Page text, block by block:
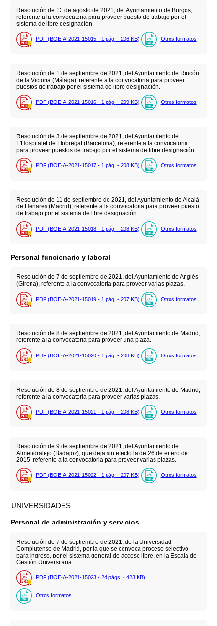
Resolución de 13 de agosto de 2021, del Ayuntamiento de Burgos,
referente a la convocatoria para proveer puesto de trabajo por el
sistema de libre designación.
PDF (BOE-A-2021-15015 - 1 pág. - 206 KB) Otros formatos
Resolución de 1 de septiembre de 2021, del Ayuntamiento de Rincón
de la Victoria (Málaga), referente a la convocatoria para proveer
puestos de trabajo por el sistema de libre designación.
PDF (BOE-A-2021-15016 - 1 pág. - 209 KB) Otros formatos
Resolución de 3 de septiembre de 2021, del Ayuntamiento de
L'Hospitalet de Llobregat (Barcelona), referente a la convocatoria
para proveer puestos de trabajo por el sistema de libre designación.
PDF (BOE-A-2021-15017 - 1 pág. - 208 KB) Otros formatos
Resolución de 11 de septiembre de 2021, del Ayuntamiento de Alcalá
de Henares (Madrid), referente a la convocatoria para proveer puesto
de trabajo por el sistema de libre designación.
PDF (BOE-A-2021-15018 - 1 pág. - 208 KB) Otros formatos
Personal funcionario y laboral
Resolución de 7 de septiembre de 2021, del Ayuntamiento de Anglès
(Girona), referente a la convocatoria para proveer varias plazas.
PDF (BOE-A-2021-15019 - 1 pág. - 207 KB) Otros formatos
Resolución de 8 de septiembre de 2021, del Ayuntamiento de Madrid,
referente a la convocatoria para proveer una plaza.
PDF (BOE-A-2021-15020 - 1 pág. - 208 KB) Otros formatos
Resolución de 8 de septiembre de 2021, del Ayuntamiento de Madrid,
referente a la convocatoria para proveer varias plazas.
PDF (BOE-A-2021-15021 - 1 pág. - 208 KB) Otros formatos
Resolución de 9 de septiembre de 2021, del Ayuntamiento de
Almendralejo (Badajoz), que deja sin efecto la de 26 de enero de
2015, referente a la convocatoria para proveer varias plazas.
PDF (BOE-A-2021-15022 - 1 pág. - 207 KB) Otros formatos
UNIVERSIDADES
Personal de administración y servicios
Resolución de 7 de septiembre de 2021, de la Universidad
Complutense de Madrid, por la que se convoca proceso selectivo
para ingreso, por el sistema general de acceso libre, en la Escala de
Gestión Universitaria.
PDF (BOE-A-2021-15023 - 24 págs. - 423 KB)
Otros formatos